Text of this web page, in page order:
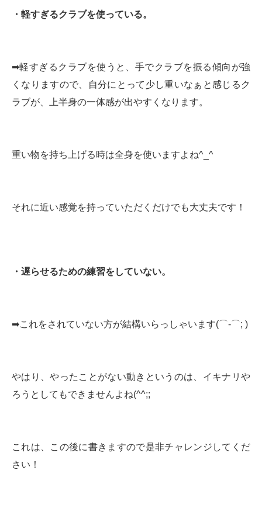
・軽すぎるクラブを使っている。
➡︎軽すぎるクラブを使うと、手でクラブを振る傾向が強
くなりますので、自分にとって少し重いなぁと感じるク
ラブが、上半身の一体感が出やすくなります。
重い物を持ち上げる時は全身を使いますよね^_^
それに近い感覚を持っていただくだけでも大丈夫です！
・遅らせるための練習をしていない。
➡︎これをされていない方が結構いらっしゃいます(⌒-⌒; )
やはり、やったことがない動きというのは、イキナリや
ろうとしてもできませんよね(^^;;
これは、この後に書きますので是非チャレンジしてくだ
さい！